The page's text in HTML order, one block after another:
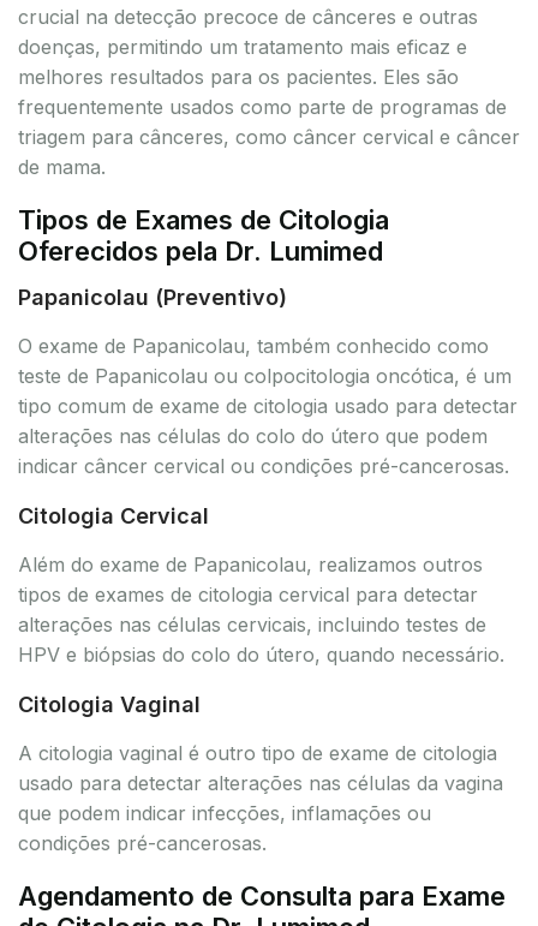
crucial na detecção precoce de cânceres e outras
doenças, permitindo um tratamento mais eficaz e
melhores resultados para os pacientes. Eles são
frequentemente usados como parte de programas de
triagem para cânceres, como câncer cervical e câncer
de mama.
Tipos de Exames de Citologia
Oferecidos pela Dr. Lumimed
Papanicolau (Preventivo)
O exame de Papanicolau, também conhecido como
teste de Papanicolau ou colpocitologia oncótica, é um
tipo comum de exame de citologia usado para detectar
alterações nas células do colo do útero que podem
indicar câncer cervical ou condições pré-cancerosas.
Citologia Cervical
Além do exame de Papanicolau, realizamos outros
tipos de exames de citologia cervical para detectar
alterações nas células cervicais, incluindo testes de
HPV e biópsias do colo do útero, quando necessário.
Citologia Vaginal
A citologia vaginal é outro tipo de exame de citologia
usado para detectar alterações nas células da vagina
que podem indicar infecções, inflamações ou
condições pré-cancerosas.
Agendamento de Consulta para Exame